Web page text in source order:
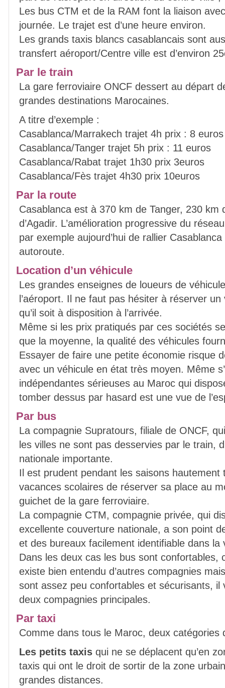
Les bus CTM et de la RAM font la liaison
journée. Le trajet est d’une heure environ.
Les grands taxis blancs casablancais sont
transfert aéroport/Centre ville est d’environ
Par le train
La gare ferroviaire ONCF dessert au départ
grandes destinations Marocaines.
A titre d’exemple :
Casablanca/Marrakech trajet 4h prix : 8 euros
Casablanca/Tanger trajet 5h prix : 11 euros
Casablanca/Rabat trajet 1h30 prix 3euros
Casablanca/Fès trajet 4h30 prix 10euros
Par la route
Casablanca est à 370 km de Tanger, 230 km
d’Agadir. L’amélioration progressive du
par exemple aujourd’hui de rallier
autoroute.
Location d’un véhicule
Les grandes enseignes de loueurs de
l’aéroport. Il ne faut pas hésiter à réserver
qu’il soit à disposition à l’arrivée.
Même si les prix pratiqués par ces sociétés
que la moyenne, la qualité des véhicules
Essayer de faire une petite économie risque
avec un véhicule en état très moyen. Même
indépendantes sérieuses au Maroc qui
tomber dessus par hasard est une vue de
Par bus
La compagnie Supratours, filiale de ONCF,
les villes ne sont pas desservies par le train,
nationale importante.
Il est prudent pendant les saisons hautement
vacances scolaires de réserver sa place au
guichet de la gare ferroviaire.
La compagnie CTM, compagnie privée, qui
excellente couverture nationale, a son point
et des bureaux facilement identifiable dans la
Dans les deux cas les bus sont confortables,
existe bien entendu d’autres compagnies
sont assez peu confortables et sécurisants, il
deux compagnies principales.
Par taxi
Comme dans tous le Maroc, deux catégories
Les petits taxis qui ne se déplacent qu’en
taxis qui ont le droit de sortir de la zone
grandes distances.